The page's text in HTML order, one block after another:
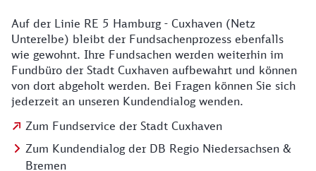
Auf der Linie RE 5 Hamburg - Cuxhaven (Netz
Unterelbe) bleibt der Fundsachenprozess ebenfalls
wie gewohnt. Ihre Fundsachen werden weiterhin im
Fundbüro der Stadt Cuxhaven aufbewahrt und können
von dort abgeholt werden. Bei Fragen können Sie sich
jederzeit an unseren Kundendialog wenden.
Zum Fundservice der Stadt Cuxhaven
Zum Kundendialog der DB Regio Niedersachsen &
Bremen